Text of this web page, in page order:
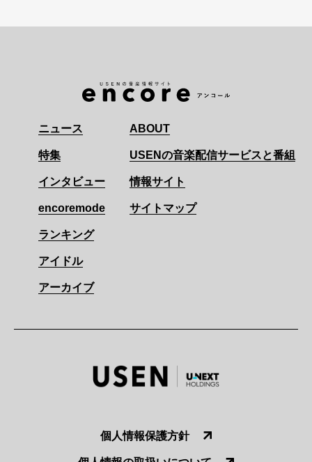
ニュース
特集
インタビュー
encoremode
ランキング
アイドル
アーカイブ
ABOUT
USENの音楽配信サービスと番組
情報サイト
サイトマップ
個人情報保護方針